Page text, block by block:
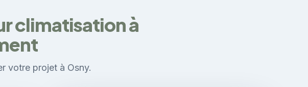
climatisation à
votre projet à Osny.